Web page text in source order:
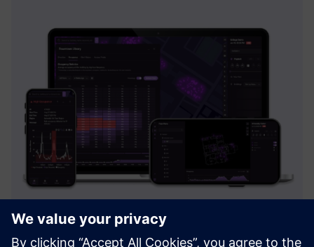
AIRIA, AI Spatial Intelligence